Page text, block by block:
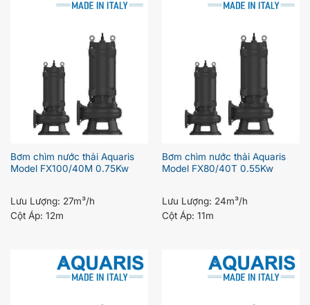
Bơm chìm nước thải Aquaris
Model FX100/40M 0.75Kw
Lưu Lượng: 27m³/h
Cột Áp: 12m
Bơm chìm nước thải Aquaris
Model FX80/40T 0.55Kw
Lưu Lượng: 24m³/h
Cột Áp: 11m